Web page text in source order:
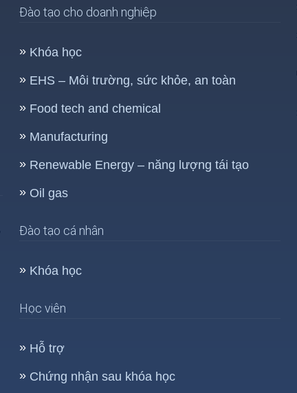
Đào tạo cho doanh nghiệp
Khóa học
EHS – Môi trường, sức khỏe, an toàn
Food tech and chemical
Manufacturing
Renewable Energy – năng lượng tái tạo
Oil gas
Đào tạo cá nhân
Khóa học
Học viên
Hỗ trợ
Chứng nhận sau khóa học